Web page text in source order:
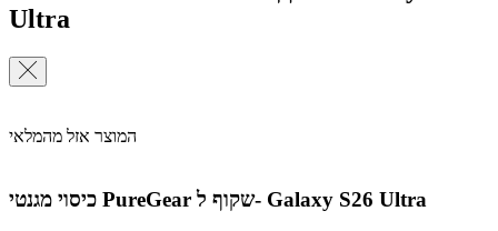
Ultra
המוצר אזל מהמלאי
כיסוי מגנטי PureGear שקוף ל- Galaxy S26 Ultra